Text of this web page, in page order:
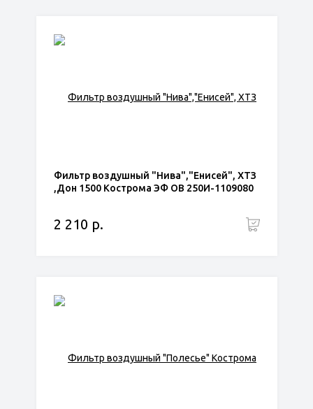
Фильтр воздушный "Нива","Енисей", ХТЗ
,Дон 1500 Кострома ЭФ ОВ 250И-1109080
2 210 р.